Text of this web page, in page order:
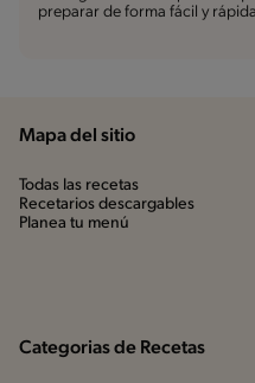
preparar de forma fácil y
Mapa del sitio
Todas las recetas
Recetarios descargables
Planea tu menú
Categorias de Recetas